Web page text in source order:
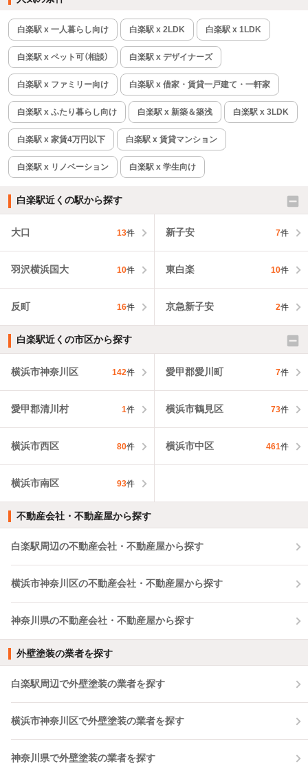
白楽駅 x 一人暮らし向け 白楽駅 x 2LDK 白楽駅 x 1LDK
白楽駅 x ペット可（相談） 白楽駅 x デザイナーズ
白楽駅 x ファミリー向け 白楽駅 x 借家・賃貸一戸建て・一軒家
白楽駅 x ふたり暮らし向け 白楽駅 x 新築＆築浅 白楽駅 x 3LDK
白楽駅 x 家賃4万円以下 白楽駅 x 賃貸マンション
白楽駅 x リノベーション 白楽駅 x 学生向け
白楽駅近くの駅から探す
大口 13件 新子安 7件
羽沢横浜国大 10件 東白楽 10件
反町 16件 京急新子安 2件
白楽駅近くの市区から探す
横浜市神奈川区 142件 愛甲郡愛川町 7件
愛甲郡清川村 1件 横浜市鶴見区 73件
横浜市西区 80件 横浜市中区 461件
横浜市南区 93件
不動産会社・不動産屋から探す
白楽駅周辺の不動産会社・不動産屋から探す
横浜市神奈川区の不動産会社・不動産屋から探す
神奈川県の不動産会社・不動産屋から探す
外壁塗装の業者を探す
白楽駅周辺で外壁塗装の業者を探す
横浜市神奈川区で外壁塗装の業者を探す
神奈川県で外壁塗装の業者を探す